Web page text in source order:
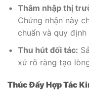
Thâm nhập thị
Chứng nhận này
chuẩn và quy
Thu hút đối tác:
xứ rõ ràng tạo
Thúc Đẩy Hợp Tác